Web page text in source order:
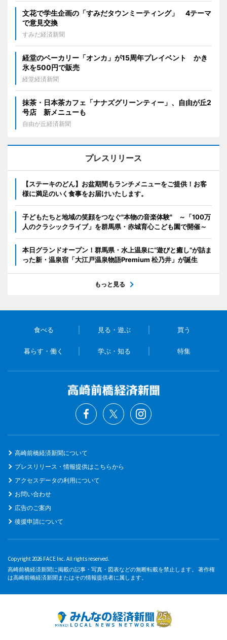
文花で学生企画の「すみだタウンミーティング」 4テーマ
で意見交換
すみだ経済新聞
経堂のベーカリー「オンカ」が15周年プレイベント かき
氷を500円で販売
経堂経済新聞
抹茶・日本茶カフェ「ナナズグリーンティー」、自由が丘2
号店 新メニューも
自由が丘経済新聞
プレスリリース
【ステーキのどん】お盆期間もランチメニューをご提供！お客
様に満足のいく食事をお届けいたします。
子どもたちと地域の笑顔をつなぐ"本物の音楽体験" ～「100万
人のクラシックライブ」を群馬県・赤城育心こども園で開催～
本日グランドオープン！群馬県・水上温泉に“遊びと癒し”が詰ま
った新・温泉宿「大江戸温泉物語Premium 松乃井」が誕生
もっと見る
食べる 見る・遊ぶ 買う
暮らす・働く 学ぶ・知る 特集
高崎前橋経済新聞について
プレスリリース・情報提供はこちらから
アクセスデータの利用について
お問い合わせ
広告のご案内
後援申請について
Copyright 2026 FACE Inc. All rights reserved.
高崎前橋経済新聞に掲載の記事・写真・図表などの無断転載を禁止します。 著作権
は高崎前橋経済新聞またはその情報提供者に属します。